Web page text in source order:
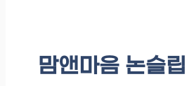
맘앤마음 논슬립